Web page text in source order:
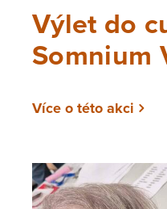
Výlet do
Somnium
Více o této akci